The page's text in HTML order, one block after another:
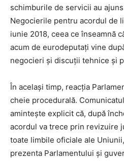
schimburile de servicii au
Negocierile pentru acordul de
iunie 2018, ceea ce înseamnă
acum de eurodeputați vine
negocieri și discuții tehnice și
În același timp, reacția
cheie procedurală.
amintește explicit că, după
acordul va trece prin revizuire
toate limbile oficiale ale
prezenta Parlamentului și